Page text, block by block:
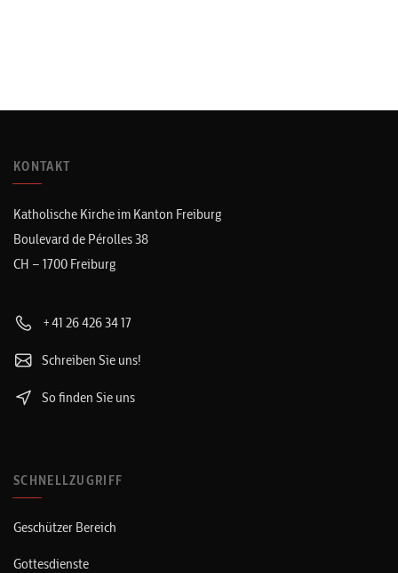
KONTAKT
Katholische Kirche im Kanton Freiburg
Boulevard de Pérolles 38
CH – 1700 Freiburg
+41 26 426 34 17
Schreiben Sie uns!
So finden Sie uns
SCHNELLZUGRIFF
Geschützer Bereich
Gottesdienste